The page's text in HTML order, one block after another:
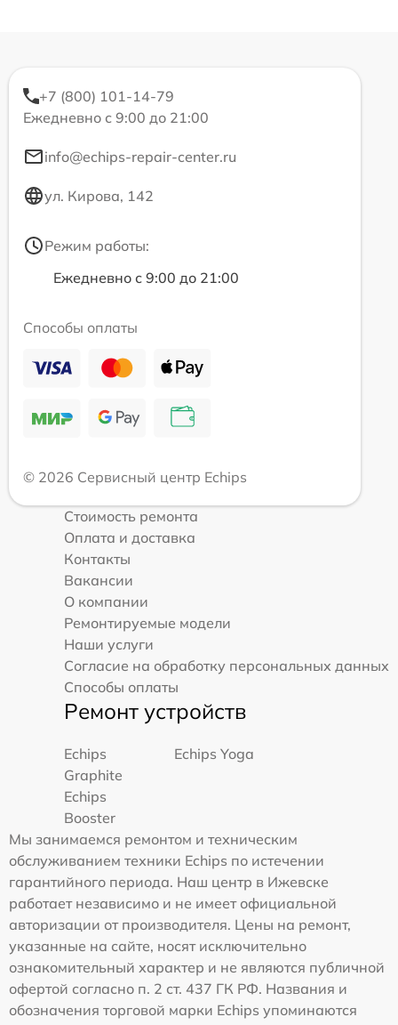
+7 (800) 101-14-79
Ежедневно с 9:00 до 21:00
info@echips-repair-center.ru
ул. Кирова, 142
Режим работы:
Ежедневно с 9:00 до 21:00
Способы оплаты
© 2026 Сервисный центр Echips
Стоимость ремонта
Оплата и доставка
Контакты
Вакансии
О компании
Ремонтируемые модели
Наши услуги
Согласие на обработку персональных данных
Способы оплаты
Ремонт устройств
Echips
Graphite
Echips Yoga
Echips
Booster
Мы занимаемся ремонтом и техническим
обслуживанием техники Echips по истечении
гарантийного периода. Наш центр в Ижевске
работает независимо и не имеет официальной
авторизации от производителя. Цены на ремонт,
указанные на сайте, носят исключительно
ознакомительный характер и не являются публичной
офертой согласно п. 2 ст. 437 ГК РФ. Названия и
обозначения торговой марки Echips упоминаются